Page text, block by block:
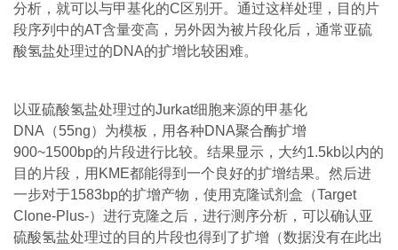
分析，就可以与甲基化的C区别开。通过这样处理，目的片
段序列中的AT含量变高，另外因为被片段化后，通常亚硫
酸氢盐处理过的DNA的扩增比较困难。
以亚硫酸氢盐处理过的Jurkat细胞来源的甲基化
DNA（55ng）为模板，用各种DNA聚合酶扩增
900~1500bp的片段进行比较。结果显示，大约1.5kb以内的
目的片段，用KME都能得到一个良好的扩增结果。然后进
一步对于1583bp的扩增产物，使用克隆试剂盒（Target
Clone-Plus-）进行克隆之后，进行测序分析，可以确认亚
硫酸氢盐处理过的目的片段也得到了扩增（数据没有在此出